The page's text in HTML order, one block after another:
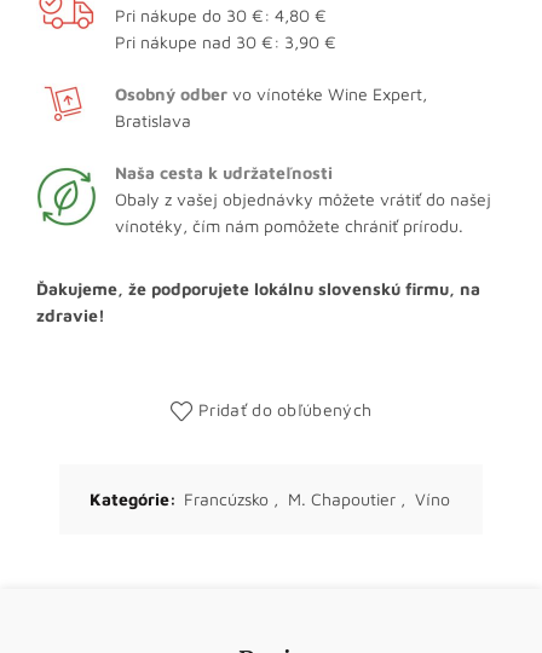
Pri nákupe do 30 €: 4,80 €
Pri nákupe nad 30 €: 3,90 €
Osobný odber vo vínotéke Wine Expert,
Bratislava
Naša cesta k udržateľnosti
Obaly z vašej objednávky môžete vrátiť do našej
vínotéky, čím nám pomôžete chrániť prírodu.
Ďakujeme, že podporujete lokálnu slovenskú firmu, na
zdravie!
Pridať do obľúbených
Kategórie: Francúzsko , M. Chapoutier , Víno